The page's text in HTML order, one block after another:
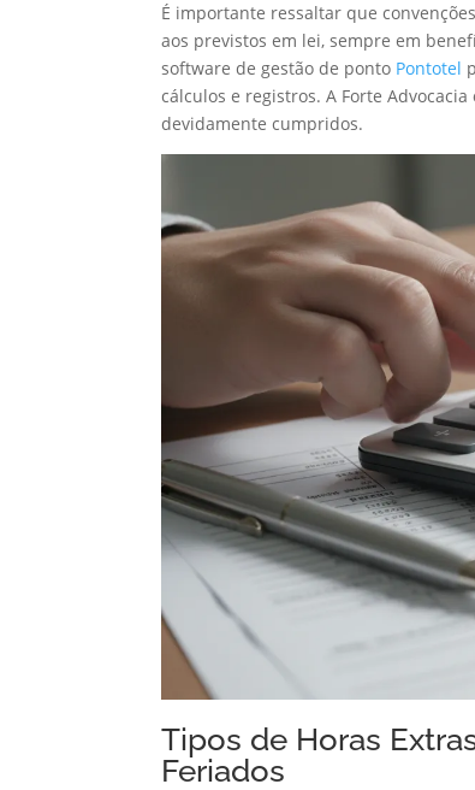
É importante ressaltar que
aos previstos em lei, sempre em
software de gestão de ponto Pontotel
cálculos e registros. A Forte
devidamente cumpridos.
Tipos de Horas
Feriados